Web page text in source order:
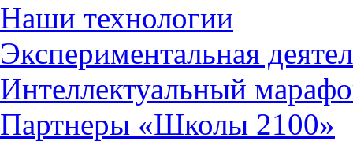
Наши технологии
Экспериментальная
Интеллектуальный
Партнеры «Школы 2100»